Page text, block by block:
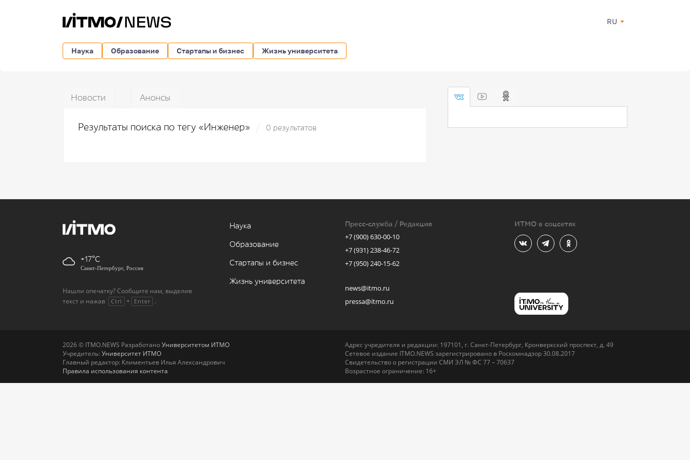
RU
Наука Образование Стартапы и бизнес Жизнь университета
Новости Анонсы
Результаты поиска по тегу «Инженер» 0 результатов
+17
Санкт-Петербург, Россия
Нашли опечатку? Сообщите нам, выделив
текст и нажав
Ctrl + Enter .
Наука
Образование
Стартапы и бизнес
Жизнь университета
Пресс-служба / Редакция
+7 (900) 630-00-10
+7 (931) 238-46-72
+7 (950) 240-15-62
news@itmo.ru
pressa@itmo.ru
ИТМО в соцсетях
2026 © ITMO.NEWS РазработаноУниверситетом ИТМО
Учредитель: Университет ИТМО
Главный редактор: Климентьев Илья Александрович
Правила использования контента
Адрес учредителя и редакции: 197101, г. Санкт-Петербург, Кронверкский проспект, д. 49
Сетевое издание ITMO.NEWS зарегистрировано в Роскомнадзор 30.08.2017
Свидетельство о регистрации СМИ ЭЛ № ФС 77 – 70637
Возрастное ограничение: 16+